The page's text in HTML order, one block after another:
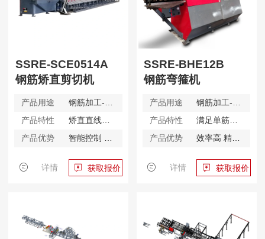
SSRE-SCE0514A
钢筋矫直剪切机
产品用途
产品特性
矫直直线度好 ，剪切精度更高
产品优势
详情 获取报价
SSRE-BHE12B
钢筋弯箍机
产品用途
产品特性
产品优势
详情 获取报价